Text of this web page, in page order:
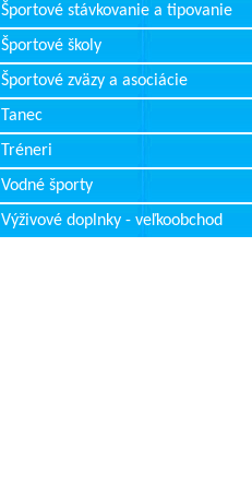
Športové stávkovanie a tipovanie
Športové školy
Športové zväzy a asociácie
Tanec
Tréneri
Vodné športy
Výživové doplnky - veľkoobchod